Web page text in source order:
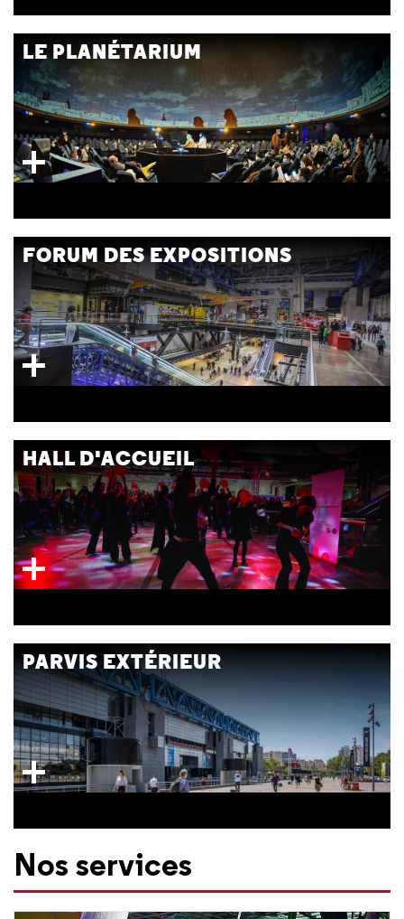
LE PLANÉTARIUM
FORUM DES EXPOSITIONS
HALL D'ACCUEIL
PARVIS EXTÉRIEUR
Nos services